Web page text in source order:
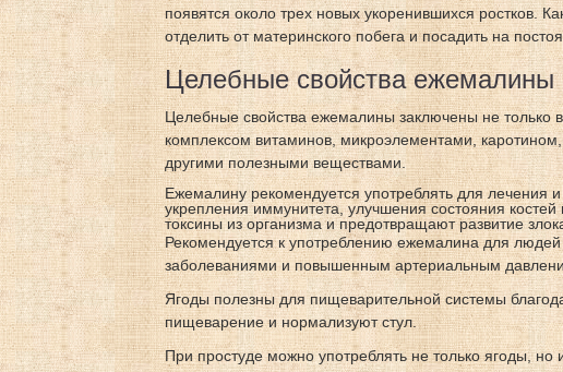
появятся около трех новых укоренившихся ростков.
отделить от материнского побега и посадить на
Целебные свойства ежемалины
Целебные свойства ежемалины заключены не только
комплексом витаминов, микроэлементами,
другими полезными веществами.
Ежемалину рекомендуется употреблять для лечения
укрепления иммунитета, улучшения состояния
токсины из организма и предотвращают развитие
Рекомендуется к употреблению ежемалина для
заболеваниями и повышенным артериальным
Ягоды полезны для пищеварительной системы
пищеварение и нормализуют стул.
При простуде можно употреблять не только ягоды,